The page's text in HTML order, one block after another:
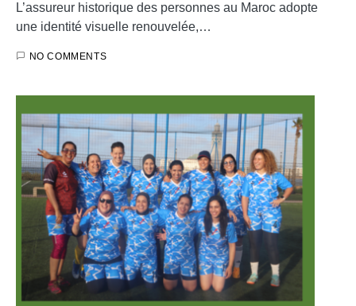
L’assureur historique des personnes au Maroc adopte
une identité visuelle renouvelée,…
NO COMMENTS